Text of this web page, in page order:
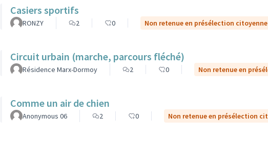
Casiers sportifs
RONZY 2 0 Non retenue en présélection citoyenne
Circuit urbain (marche, parcours fléché)
Résidence Marx-Dormoy 2 0 Non retenue en
Comme un air de chien
Anonymous 06 2 0 Non retenue en présélection